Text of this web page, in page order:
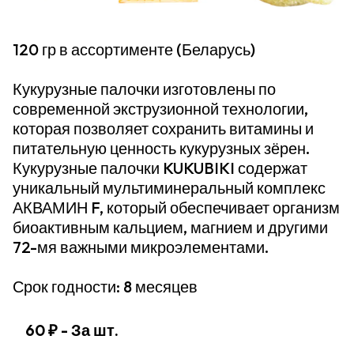
120 гр в ассортименте (Беларусь)
Кукурузные палочки изготовлены по
современной экструзионной технологии,
которая позволяет сохранить витамины и
питательную ценность кукурузных зёрен.
Кукурузные палочки KUKUBIKI содержат
уникальный мультиминеральный комплекс
АКВАМИН F, который обеспечивает организм
биоактивным кальцием, магнием и другими
72-мя важными микроэлементами.
Срок годности: 8 месяцев
60 ₽ - За шт.